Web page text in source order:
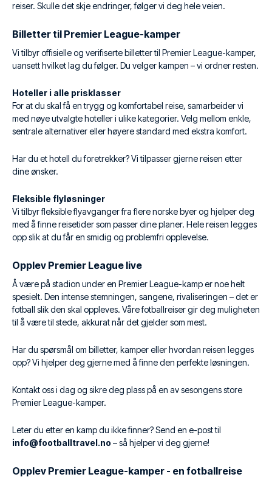
reiser. Skulle det skje endringer, følger vi deg hele veien.
Billetter til Premier League-kamper
Vi tilbyr offisielle og verifiserte billetter til Premier League-kamper,
uansett hvilket lag du følger. Du velger kampen – vi ordner resten.
Hoteller i alle prisklasser
For at du skal få en trygg og komfortabel reise, samarbeider vi
med nøye utvalgte hoteller i ulike kategorier. Velg mellom enkle,
sentrale alternativer eller høyere standard med ekstra komfort.
Har du et hotell du foretrekker? Vi tilpasser gjerne reisen etter
dine ønsker.
Fleksible flyløsninger
Vi tilbyr fleksible flyavganger fra flere norske byer og hjelper deg
med å finne reisetider som passer dine planer. Hele reisen legges
opp slik at du får en smidig og problemfri opplevelse.
Opplev Premier League live
Å være på stadion under en Premier League-kamp er noe helt
spesielt. Den intense stemningen, sangene, rivaliseringen – det er
fotball slik den skal oppleves. Våre fotballreiser gir deg muligheten
til å være til stede, akkurat når det gjelder som mest.
Har du spørsmål om billetter, kamper eller hvordan reisen legges
opp? Vi hjelper deg gjerne med å finne den perfekte løsningen.
Kontakt oss i dag og sikre deg plass på en av sesongens store
Premier League-kamper.
Leter du etter en kamp du ikke finner? Send en e-post til
info@footballtravel.no – så hjelper vi deg gjerne!
Opplev Premier League-kamper - en fotballreise